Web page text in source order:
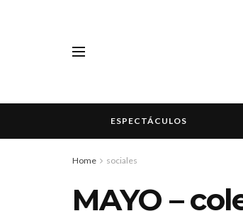
ESPECTÁCULOS
Home sociales
MAYO –